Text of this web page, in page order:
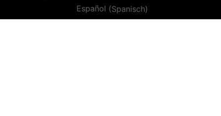
Español (Spanisch)